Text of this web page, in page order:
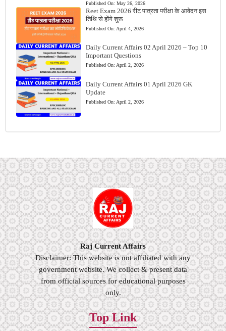
Published On: May 26, 2026
Reet Exam 2026 रीट पात्रता परीक्षा के आवेदन इस
तिथि से होंगे शुरू
Published On: April 4, 2026
Daily Current Affairs 02 April 2026 – Top 10
Important Questions
Published On: April 2, 2026
Daily Current Affairs 01 April 2026 GK
Update
Published On: April 2, 2026
Raj Current Affairs
Disclaimer: This website is not affiliated with any
government website. We collect & present data
from official sources for educational purposes
only.
Top Link